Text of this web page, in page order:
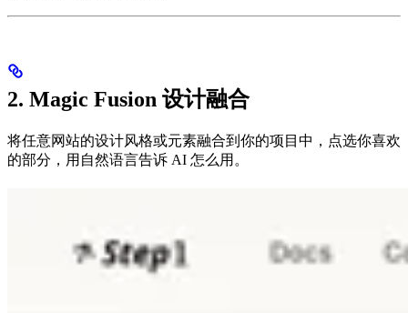
2. Magic Fusion 设计融合
将任意网站的设计风格或元素融合到你的项目中，点选你喜欢
的部分，用自然语言告诉 AI 怎么用。